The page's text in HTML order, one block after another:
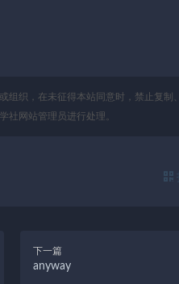
织，在未征得本站同意时，禁止复制
社网站管理员进行处理。
下一篇
anyway